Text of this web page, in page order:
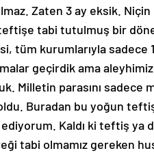
Zaten 3 ay eksik.
tabi tutulmuş bir
tüm kurumlarıyla sadece
geçirdik ama
Milletin parasını
Buradan bu yoğun
Kaldı ki teftiş ya
tabi olmamız gereken